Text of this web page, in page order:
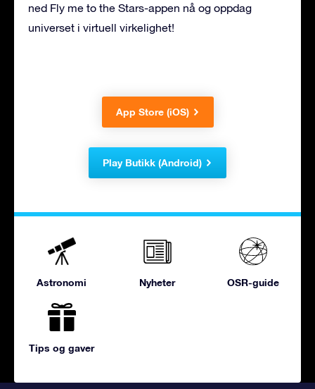
ned Fly me to the Stars-appen nå og oppdag
universet i virtuell virkelighet!
App Store (iOS)
Play Butikk (Android)
Astronomi Nyheter OSR-guide
Tips og gaver